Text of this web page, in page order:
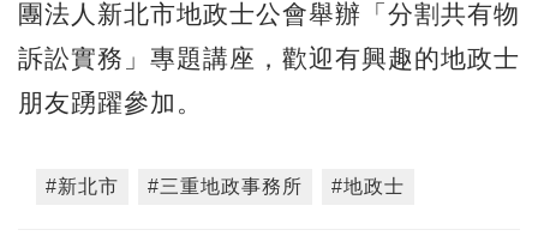
團法人新北市地政士公會舉辦「分割共有物
訴訟實務」專題講座，歡迎有興趣的地政士
朋友踴躍參加。
#新北市 #三重地政事務所 #地政士